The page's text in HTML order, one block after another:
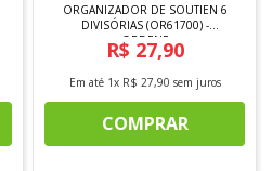
ORGANIZADOR DE SOUTIEN 6
DIVISÓRIAS (OR61700) -
ORDENE
R$ 27,90
Em até 1x R$ 27,90 sem juros
COMPRAR